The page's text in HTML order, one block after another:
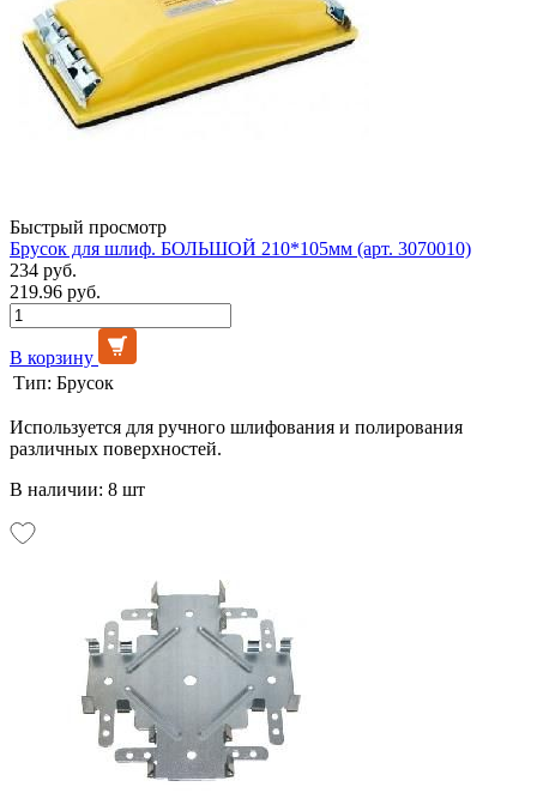
Быстрый просмотр
Брусок для шлиф. БОЛЬШОЙ 210*105мм (арт. 3070010)
234 руб.
219.96 руб.
В корзину
Тип: Брусок
Используется для ручного шлифования и полирования
различных поверхностей.
В наличии: 8 шт